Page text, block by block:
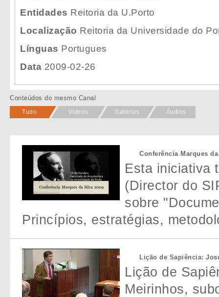
Entidades Reitoria da U.Porto
Localização Reitoria da Universidade do
Línguas Portugues
Data 2009-02-26
Conteúdos do mesmo Canal
Tudo Vídeos Galerias Áudios
Conferência Marques
Esta iniciativa
(Director do
sobre
Princípios, estratégias,
Lição de Sapiência:
Lição de
Meirinhos,